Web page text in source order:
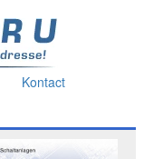
Kontact